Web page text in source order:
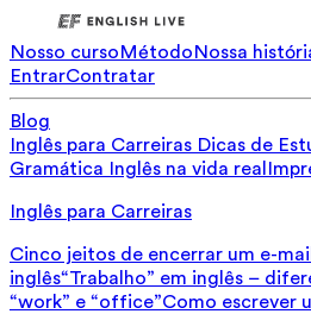
Nosso cursoMétodoNossa
EntrarContratar
Blog
Inglês para Carreiras Dicas de
Gramática Inglês na vida real
Inglês para Carreiras
Cinco jeitos de encerrar um e-
inglês“Trabalho” em inglês –
“work” e “office”Como escrever